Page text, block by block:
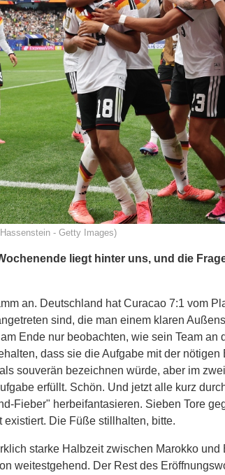
- Getty Images)
liegt hinter uns, und die
an. Deutschland hat Curacao 7:1 vom
sind, die man einem klaren
Ende nur beobachten, wie sein Team
dass sie die Aufgabe mit der
souverän bezeichnen würde, aber im
erfüllt. Schön. Und jetzt alle kurz
Fieber" herbeifantasieren. Sieben Tore
Die Füße stillhalten, bitte.
starke Halbzeit zwischen Marokko
weitestgehend. Der Rest des